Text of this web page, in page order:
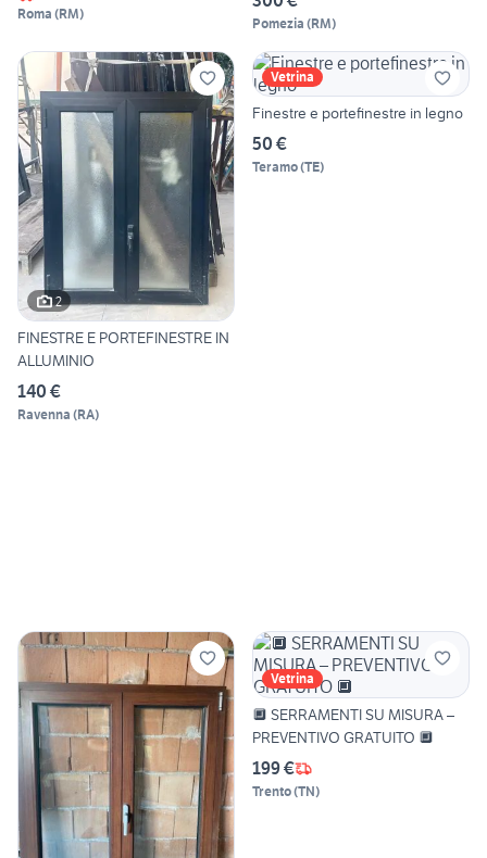
Roma (RM)
Pomezia (RM)
2
FINESTRE E PORTEFINESTRE IN
ALLUMINIO
140 €
Ravenna (RA)
Vetrina
Finestre e portefinestre in legno
50 €
Teramo(TE)
Vetrina
🔲 SERRAMENTI SU MISURA –
PREVENTIVO GRATUITO 🔲
199 €
Trento(TN)